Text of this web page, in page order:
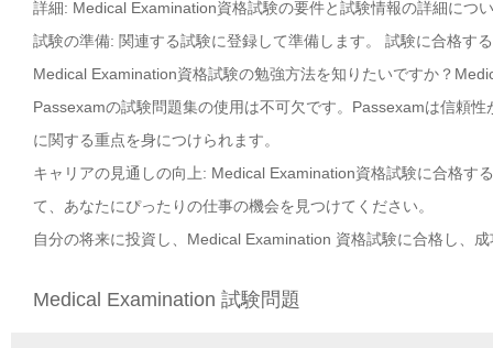
詳細: Medical Examination資格試験の要件と試験情報の詳細につ
試験の準備: 関連する試験に登録して準備します。 試験に合格す
Medical Examination資格試験の勉強方法を知りたいですか？
Passexamの試験問題集の使用は不可欠です。Passexamは信頼
に関する重点を身につけられます。
キャリアの見通しの向上: Medical Examination資格試験に合格す
て、あなたにぴったりの仕事の機会を見つけてください。
自分の将来に投資し、Medical Examination 資格試験に合格し、
Medical Examination 試験問題